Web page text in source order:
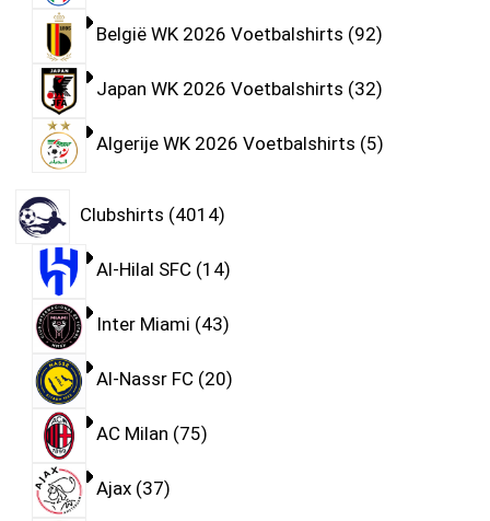
België WK 2026 Voetbalshirts 92
Japan WK 2026 Voetbalshirts 32
Algerije WK 2026 Voetbalshirts 5
Clubshirts 4014
Al-Hilal SFC 14
Inter Miami 43
Al-Nassr FC 20
AC Milan 75
Ajax 37